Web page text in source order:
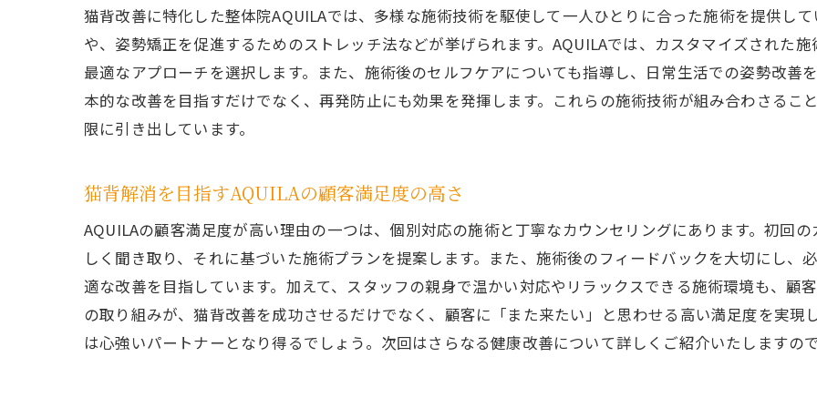
猫背改善とリラクゼーションを両立するAQUILAの手法
せんげん台のAQUILAで体感するリラクゼーションの力
AQUILAのリラクゼーション効果がもたらす猫背改善の
AQUILAが持つ猫背矯正のための独自の特徴
せんげん台のAQUILAが猫背改善に特化する理由
根本から猫背を改善するAQUILAの特長を探る
AQUILAの猫背矯正における革新的な特徴
猫背改善を支えるAQUILAの施術の特質
AQUILAが推奨する猫背改善の特異性
猫背改善に特化した整体院AQUILAでは、多様な施術技術を駆使して一人ひとりに合った施術を提供し
や、姿勢矯正を促進するためのストレッチ法などが挙げられます。AQUILAでは、カスタマイズされた
最適なアプローチを選択します。また、施術後のセルフケアについても指導し、日常生活での姿勢改善
本的な改善を目指すだけでなく、再発防止にも効果を発揮します。これらの施術技術が組み合わさるこ
限に引き出しています。
猫背解消を目指すAQUILAの顧客満足度の高さ
AQUILAの顧客満足度が高い理由の一つは、個別対応の施術と丁寧なカウンセリングにあります。初回
しく聞き取り、それに基づいた施術プランを提案します。また、施術後のフィードバックを大切にし、
適な改善を目指しています。加えて、スタッフの親身で温かい対応やリラックスできる施術環境も、顧
の取り組みが、猫背改善を成功させるだけでなく、顧客に「また来たい」と思わせる高い満足度を実現
は心強いパートナーとなり得るでしょう。次回はさらなる健康改善について詳しくご紹介いたしますの